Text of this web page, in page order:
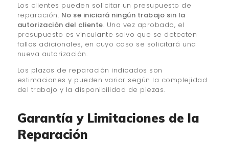
Los clientes pueden solicitar un presupuesto de
reparación. No se iniciará ningún trabajo sin la
autorización del cliente. Una vez aprobado, el
presupuesto es vinculante salvo que se detecten
fallos adicionales, en cuyo caso se solicitará una
nueva autorización.
Los plazos de reparación indicados son
estimaciones y pueden variar según la complejidad
del trabajo y la disponibilidad de piezas.
Garantía y Limitaciones de la
Reparación